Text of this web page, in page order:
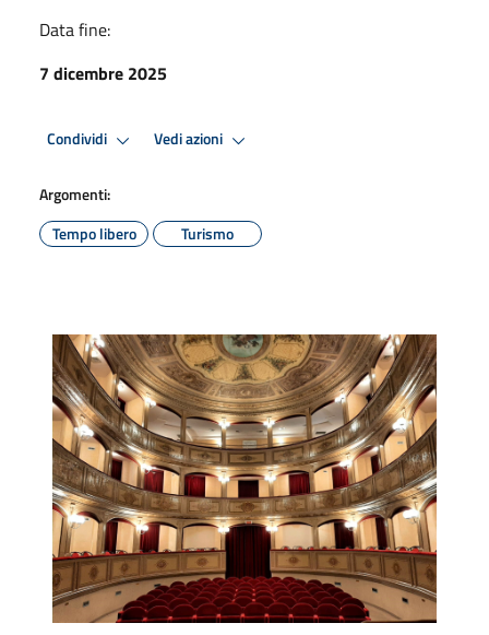
Data fine:
7 dicembre 2025
Condividi Vedi azioni
Argomenti:
Tempo libero
Turismo